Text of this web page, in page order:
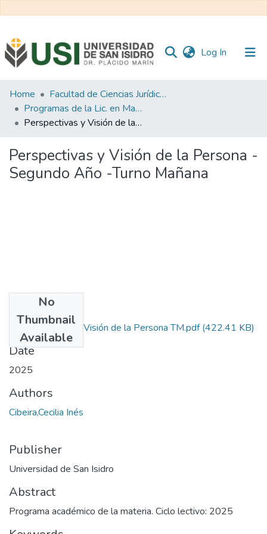
Log In (current)
Communities
&
Collections
Statistics
Home
Facultad de Ciencias Jurídicas y de la Administración
Programas de la Lic. en Marketing
Perspectivas y Visión de la Persona - Segundo Año -Turno Mañana
Perspectivas y Visión de la Persona -
Segundo Año -Turno Mañana
No
Thumbnail
Available
Perspectivas y Visión de la Persona TM.pdf(422.41 KB)
Date
2025
Authors
Cibeira,Cecilia Inés
Publisher
Universidad de San Isidro
Abstract
Programa académico de la materia. Ciclo lectivo: 2025